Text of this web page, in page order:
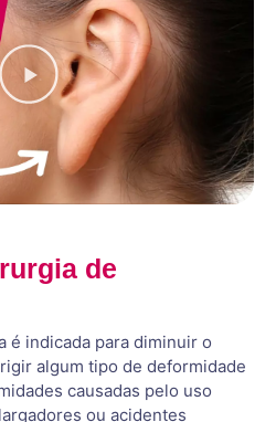
de
é indicada para diminuir o
algum tipo de deformidade
causadas pelo uso
ou acidentes